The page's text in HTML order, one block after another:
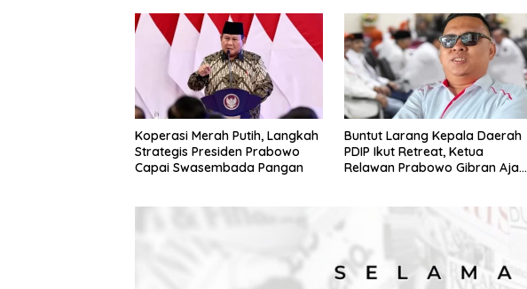
Koperasi Merah Putih, Langkah
Strategis Presiden Prabowo
Capai Swasembada Pangan
Buntut Larang Kepala Daerah
PDIP Ikut Retreat, Ketua
Relawan Prabowo Gibran Ajak